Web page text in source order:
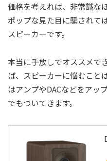
価格を考えれば、非常識な
ポップな見た目に騙されて
スピーカーです。
本当に手放しでオススメで
ば、スピーカーに悩むこと
はアンプやDACなどをアッ
でもついてきます。